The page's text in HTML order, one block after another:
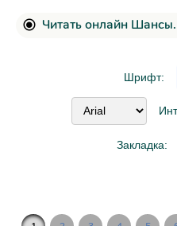
Читать онлайн
Шрифт:
Закладка: